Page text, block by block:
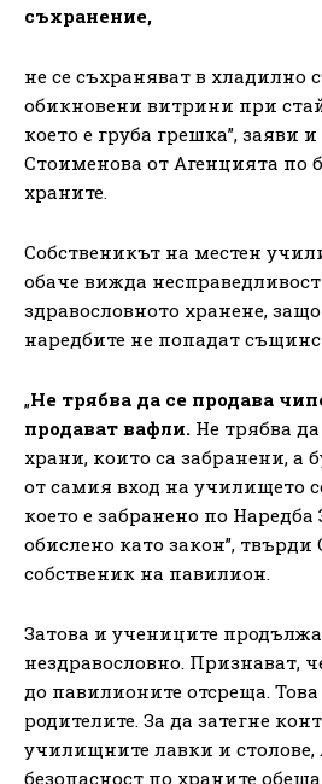
съхранение,
не се съхраняват в хладилно
обикновени витрини при
което е груба грешка”, заяви
Стоименова от Агенцията по
храните.
Собственикът на местен
обаче вижда
здравословното хранене,
наредбите не попадат
„Не трябва да се продава
продават вафли. Не трябва
храни, които са забранени, а
от самия вход на училището
което е забранено по Наредба
обислено като закон”,
собственик на павилион.
Затова и учениците
нездравословно. Признават,
до павилионите отсреща.
родителите. За да затегне
училищните лавки и столове,
безопасност по храните